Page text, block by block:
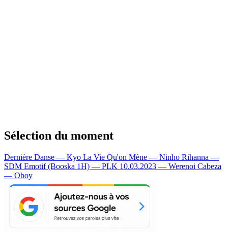
Sélection du moment
Dernière Danse — Kyo La Vie Qu'on Mène — Ninho Rihanna —
SDM Emotif (Booska 1H) — PLK 10.03.2023 — Werenoi Cabeza
— Oboy